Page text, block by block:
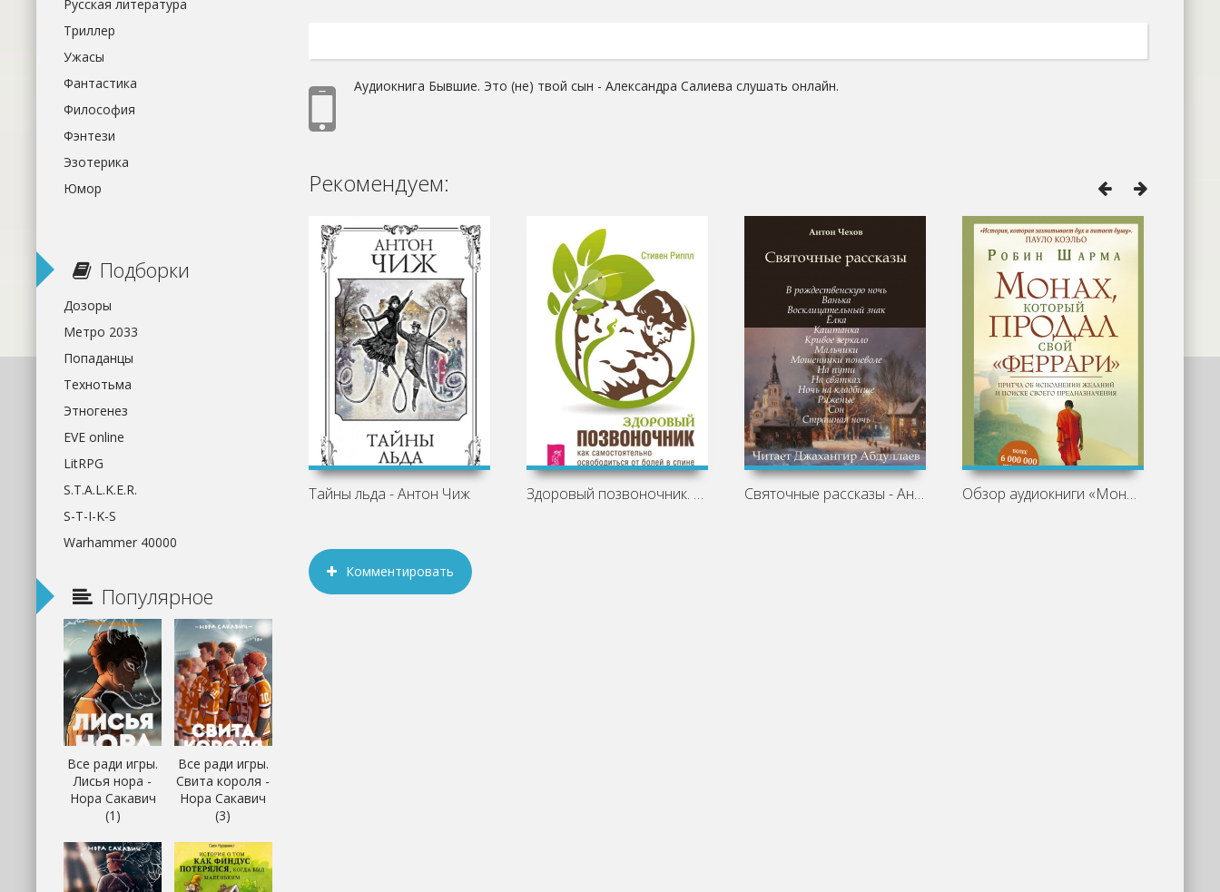
Аудиокнига Бывшие. Это (не) твой сын - Александра Салиева слушать онлайн.
Рекомендуем:
Тайны льда - Антон Чиж Здоровый позвоночник. Как Святочные рассказы - Антон Чехов Обзор аудиокниги «Монах, который продал
Комментировать
Русская литература
Триллер
Ужасы
Фантастика
Философия
Фэнтези
Эзотерика
Юмор
Подборки
Дозоры
Метро 2033
Попаданцы
Технотьма
Этногенез
EVE online
LitRPG
S.T.A.L.K.E.R.
S-T-I-K-S
Warhammer 40000
Популярное
Все ради игры.
Лисья нора -
Нора Сакавич
(1)
Все ради игры.
Свита короля -
Нора Сакавич
(3)